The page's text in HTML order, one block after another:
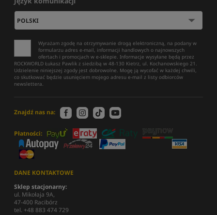
Wyrażam zgodę na otrzymywanie drogą elektroniczną, na podany w
formularzu adres e-mail, informacji handlowych o najnowszych
ofertach i promocjach w e-sklepie. Informacje wysyłane będą przez
ROCKWORLD Łukasz Pawlik z siedzibą w 48-130 Kietrz, ul. Kochanowskiego 21.
Udzielenie niniejszej zgody jest dobrowolne. Mogę ją wycofać w każdej chwili,
co skutkować będzie usunięciem mojego adresu e-mail z listy odbiorców
newslettera.
Znajdź nas na:
Płatności:
DANE KONTAKTOWE
Sklep stacjonarny:
ul. Mikołaja 9A,
47-400 Racibórz
tel. +48 883 474 729